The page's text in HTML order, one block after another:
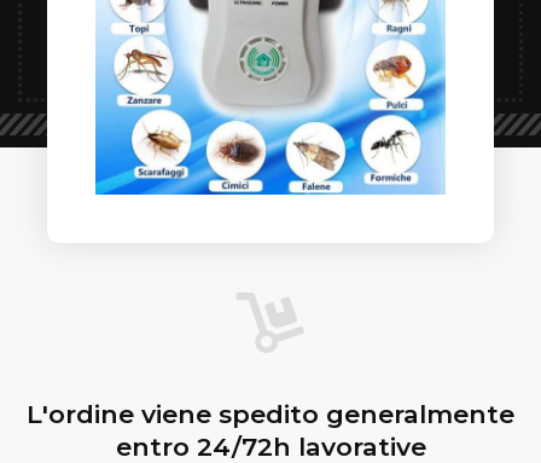
L'ordine viene spedito generalmente
entro 24/72h lavorative